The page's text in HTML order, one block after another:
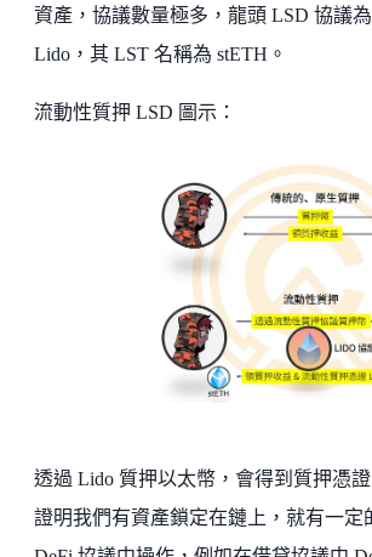
資產，協議數量極多，龍頭 LSD 協議
Lido，其 LST 名稱為 stETH。
流動性質押 LSD 圖示：
透過 Lido 質押以太幣，會得到質押憑
證明我們有資產鎖定在鏈上，就有一定